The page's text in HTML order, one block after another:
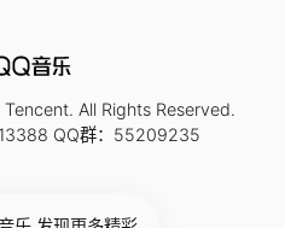
Tencent. All Rights Reserved.
QQ群：55209235